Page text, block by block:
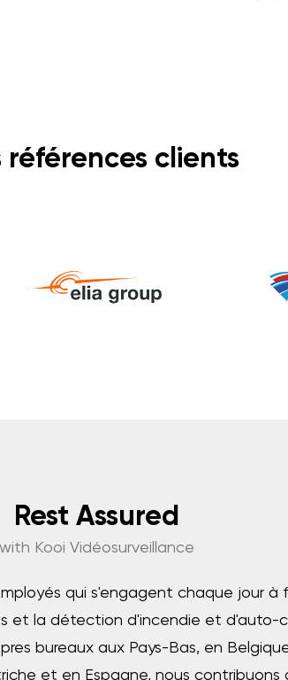
références clients
Rest Assured
with Kooi Vidéosurveillance
qui s'engagent chaque jour à
et la détection d'incendie et d'auto-
bureaux aux Pays-Bas, en
et en Espagne, nous contribuons